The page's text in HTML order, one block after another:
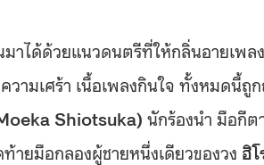
าได้ด้วยแนวดนตรีที่ให้กลิ่นอายเพล
วามเศร้า เนื้อเพลงกินใจ ทั้งหมดนี้
Shiotsuka) นักร้องนำ มือกีต
ายมือกลองผู้ชายหนึ่งเดียวของวง ฮิ